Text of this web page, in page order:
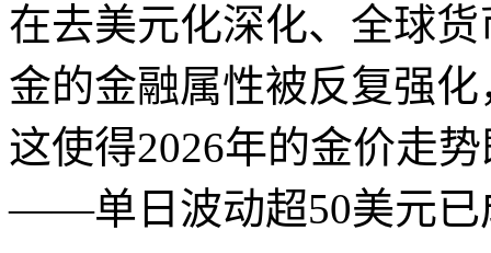
在去美元化深化、全球
金的金融属性被反复强
这使得2026年的金价走
——单日波动超50美元已